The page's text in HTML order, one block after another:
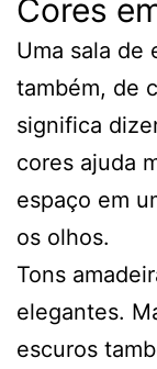
Cores
Uma sala de
também, de
significa
cores ajuda
espaço em
os olhos.
Tons
elegantes.
escuros